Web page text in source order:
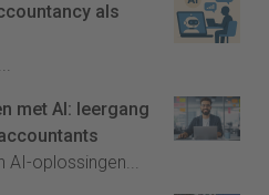
als
met AI: leergang
AI-oplossingen...